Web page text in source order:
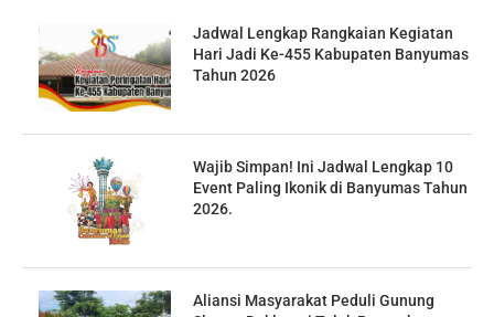
Jadwal Lengkap Rangkaian Kegiatan
Hari Jadi Ke-455 Kabupaten Banyumas
Tahun 2026
Wajib Simpan! Ini Jadwal Lengkap 10
Event Paling Ikonik di Banyumas Tahun
2026.
Aliansi Masyarakat Peduli Gunung